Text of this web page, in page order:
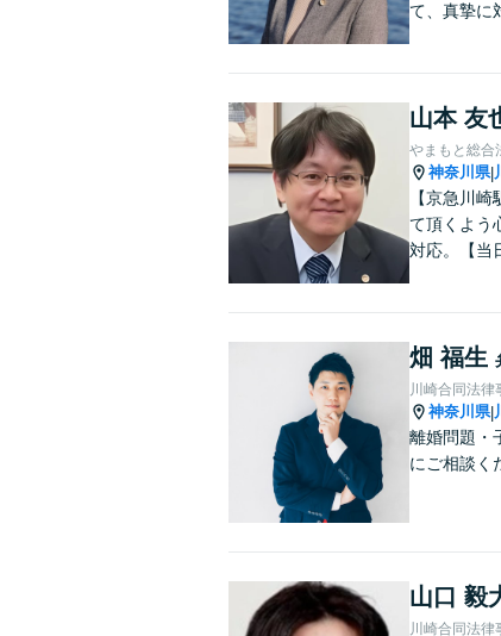
て、真摯に
山本 友
やまもと総合
神奈川県|
【京急川
て頂くよう
対応。【当
畑 福生
川崎合同法律
神奈川県|
離婚問題・
にご相談く
山口 毅
川崎合同法律